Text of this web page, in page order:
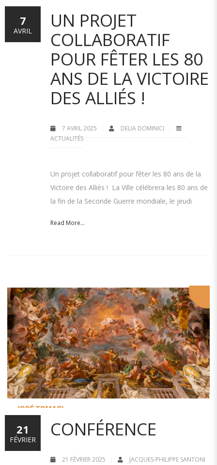
UN PROJET
COLLABORATIF
POUR FÊTER LES 80
ANS DE LA VICTOIRE
DES ALLIÉS !
7 AVRIL 2025
DELIA DOMINICI
ACTUALITÉS
Un projet collaboratif pour fêter les 80 ans de la
Victoire des Alliés ! La Ville célébrera les 80 ans de
la fin de la Seconde Guerre mondiale, le jeudi
Read More...
7
AVRIL
CONFÉRENCE
21 FÉVRIER 2025 JACQUES-PHILIPPE SANTONI
21
FÉVRIER